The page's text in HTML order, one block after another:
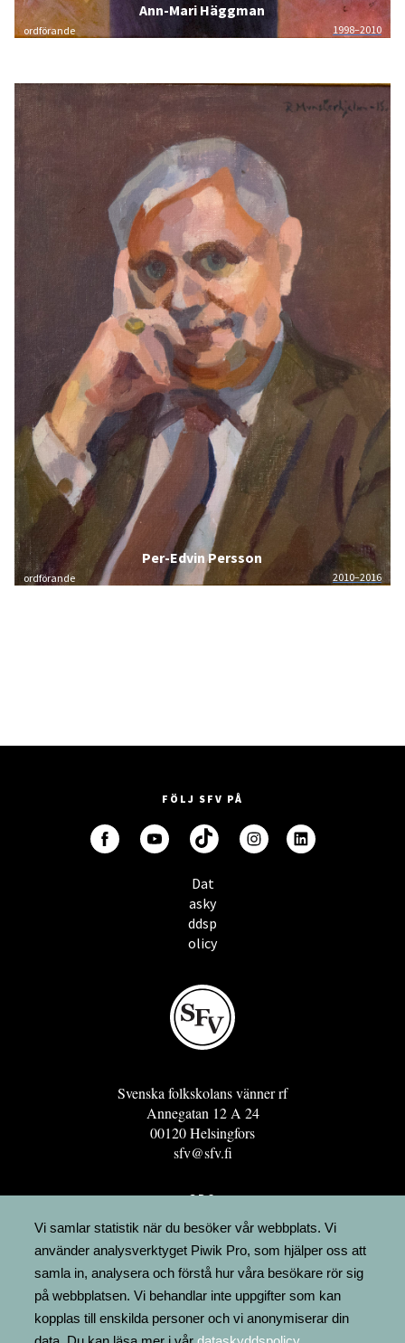
Ann-Mari Häggman
ordförande 1998–2010
Per-Edvin Persson
ordförande 2010–2016
FÖLJ SFV PÅ
Dat
asky
ddsp
olicy
Svenska folkskolans vänner rf
Annegatan 12 A 24
00120 Helsingfors
sfv@sfv.fi
GRO
FÖRENINGSRESURSEN
MINNESRUNOR.FI
UPPSLAGSVERKET FINLAND
LÄGENHETER
FAKTURERING
Vi samlar statistik när du besöker vår webbplats. Vi
använder analysverktyget Piwik Pro, som hjälper oss att
samla in, analysera och förstå hur våra besökare rör sig
på webbplatsen. Vi behandlar inte uppgifter som kan
kopplas till enskilda personer och vi anonymiserar din